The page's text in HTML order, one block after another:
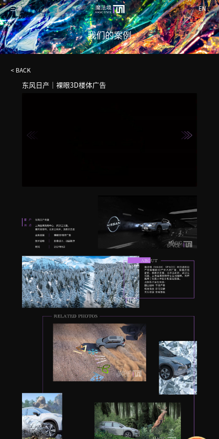
EN
我们的案例
< BACK
东风日产｜裸眼3D楼体广告